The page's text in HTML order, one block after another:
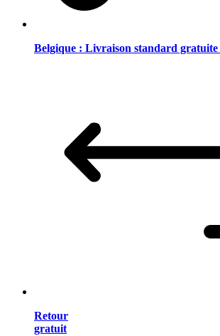
Belgique : Livraison standard gratuite
Retour
gratuit